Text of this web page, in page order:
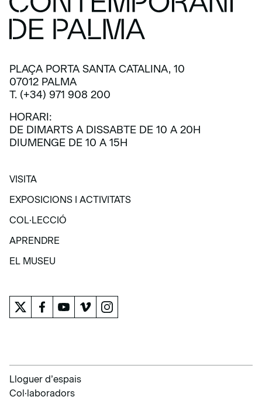
PLAÇA PORTA SANTA CATALINA, 10
07012 PALMA
T. (+34) 971 908 200
HORARI:
DE DIMARTS A DISSABTE DE 10 A 20H
DIUMENGE DE 10 A 15H
VISITA
VISITA
EXPOSICIONS I ACTIVITATS
EXPOSICIONS I ACTIVITATS
COL·LECCIÓ
COL·LECCIÓ
APRENDRE
APRENDRE
EL MUSEU
Lloguer d’espais
Col·laboradors